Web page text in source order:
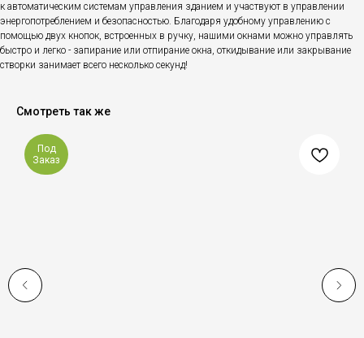
к автоматическим системам управления зданием и участвуют в управлении
энергопотреблением и безопасностью. Благодаря удобному управлению с
помощью двух кнопок, встроенных в ручку, нашими окнами можно управлять
быстро и легко - запирание или отпирание окна, откидывание или закрывание
створки занимает всего несколько секунд!
Смотреть так же
Под
Заказ